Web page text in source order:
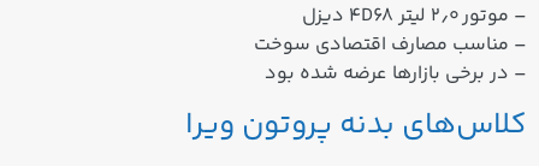
– موتور ۲٫۰ لیتر ۴D68 دیزل
– مناسب مصارف اقتصادی سوخت
– در برخی بازارها عرضه شده بود
کلاس‌های بدنه پروتون ویرا